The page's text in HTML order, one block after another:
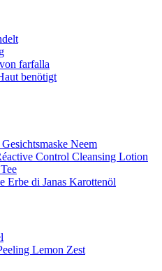
farfalla
benötigt
Neem
Control Cleansing Lotion
Erbe di Janas Karottenöl
Lemon Zest